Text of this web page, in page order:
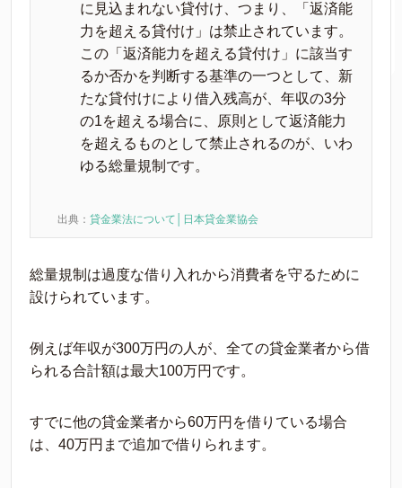
に見込まれない貸付け、つまり、「返済能
力を超える貸付け」は禁止されています。
この「返済能力を超える貸付け」に該当す
るか否かを判断する基準の一つとして、新
たな貸付けにより借入残高が、年収の3分
の1を超える場合に、原則として返済能力
を超えるものとして禁止されるのが、いわ
ゆる総量規制です。
出典： 貸金業法について│日本貸金業協会
総量規制は過度な借り入れから消費者を守るために
設けられています。
例えば年収が300万円の人が、全ての貸金業者から借
られる合計額は最大100万円です。
すでに他の貸金業者から60万円を借りている場合
は、40万円まで追加で借りられます。